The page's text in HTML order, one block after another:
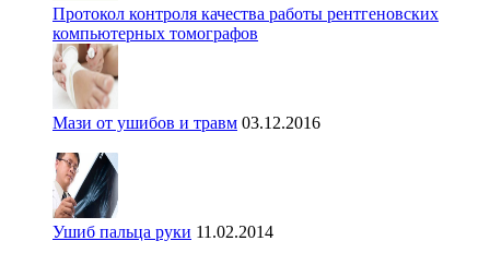
Протокол контроля качества работы рентгеновских
компьютерных томографов
Мази от ушибов и травм 03.12.2016
Ушиб пальца руки 11.02.2014